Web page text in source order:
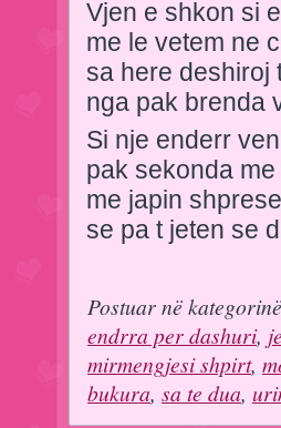
Vjen e shkon si
me le vetem ne
sa here deshiroj
nga pak brenda
Si nje enderr
pak sekonda
me japin
se pa t jeten se
Postuar në kategorinë
endrra per dashuri,
mirmengjesi shpirt,
bukura, sa te dua,